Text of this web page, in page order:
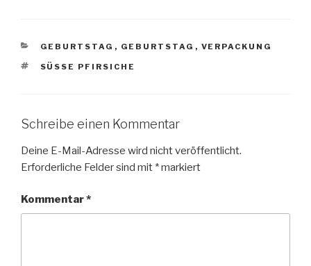
KATEGORIEN
GEBURTSTAG , GEBURTSTAG , VERPACKUNG
SCHLAGWÖRTER
SÜSSE PFIRSICHE
Schreibe einen Kommentar
Deine E-Mail-Adresse wird nicht veröffentlicht.
Erforderliche Felder sind mit *markiert
Kommentar*